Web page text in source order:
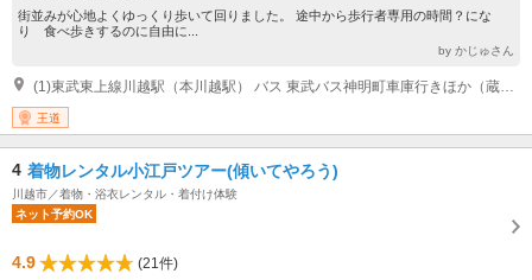
街並みが心地よくゆっくり歩いて回りました。 途中から歩行者専用の時間？にな
り 食べ歩きするのに自由に...
by かじゅさん
(1)東武東上線川越駅（本川越駅） バス 東武バス神明町車庫行きほか（蔵のまち経由）「一番街」下車徒歩１分 東武東上線川越駅（本川越駅） バス 小江戸巡回バス「蔵の街」下車徒歩１分 東武東上線川越駅（本川越駅） バス 小江戸名所めぐりバス「一番街」下車徒歩１分
王道
4 着物レンタル小江戸ツアー(傾いてやろう)
川越市／着物・浴衣レンタル・着付け体験
ネット予約OK
4.9 (21件)